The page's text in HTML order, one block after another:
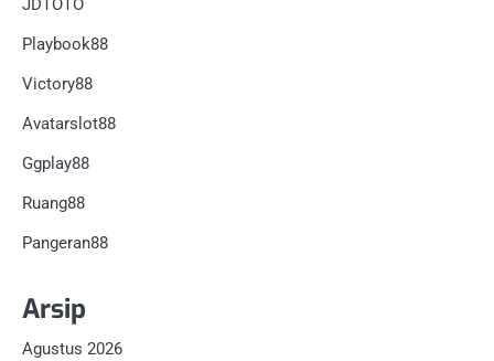
JDTOTO
Playbook88
Victory88
Avatarslot88
Ggplay88
Ruang88
Pangeran88
Arsip
Agustus 2026